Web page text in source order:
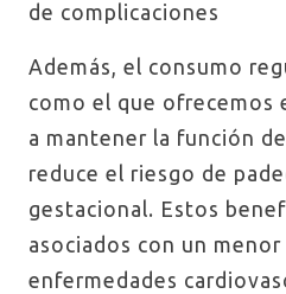
de complicaciones​
Además, el consumo
como el que ofrecemos
a mantener la función
reduce el riesgo de
gestacional. Estos
asociados con un
enfermedades